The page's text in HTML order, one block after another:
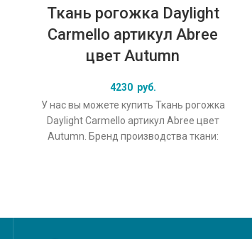
Ткань рогожка Daylight
Carmello артикул Abree
цвет Autumn
4230 руб.
У нас вы можете купить Ткань рогожка
Daylight Carmello артикул Abree цвет
Autumn. Бренд производства ткани: